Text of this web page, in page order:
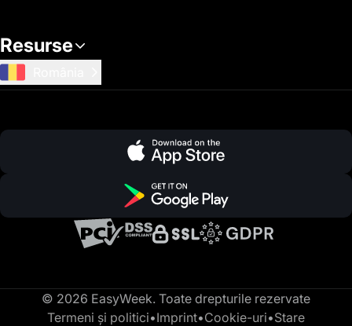
Resurse
© 2026 EasyWeek. Toate drepturile rezervate
Termeni și politici•Imprint•Cookie-uri•Stare